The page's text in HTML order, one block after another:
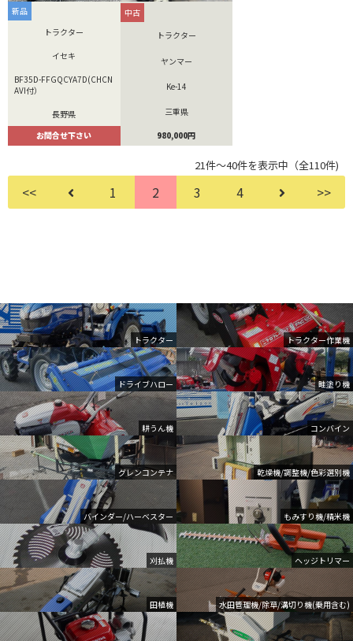
トラクター トラクター作業機
ドライブハロー 畦塗り機
耕うん機 コンバイン
グレンコンテナ 乾燥機/調整機/色彩選別機
バインダー/ハーベスター もみすり機/精米機
刈払機 ヘッジトリマー
田植機 水田管理機/除草/溝切り機(乗用含む)
新品
トラクター
イセキ
BF35D-FFGQCYA7D(CHCN
AVI付）
長野県
お問合せ下さい
中古
トラクター
ヤンマー
Ke-14
三重県
980,000円
21件～40件を表示中（全110件)
<< 1 2 3 4 >>